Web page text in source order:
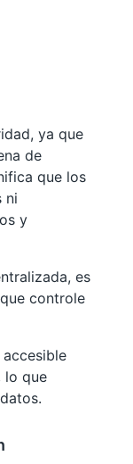
ya que
de
que los
ni
y
es
controle
lo que